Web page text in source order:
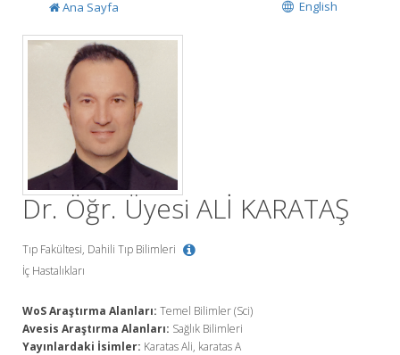
English
Ana Sayfa
Dr. Öğr. Üyesi ALİ KARATAŞ
Tıp Fakültesi, Dahili Tıp Bilimleri
İç Hastalıkları
WoS Araştırma Alanları: Temel Bilimler (Sci)
Avesis Araştırma Alanları: Sağlık Bilimleri
Yayınlardaki İsimler: Karatas Ali, karatas A